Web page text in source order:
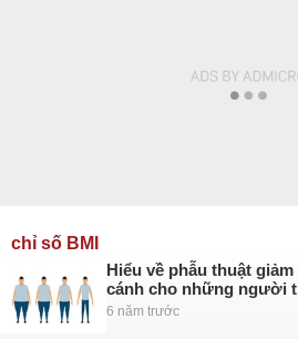
chỉ số BMI
Hiểu về phẫu thuật
cánh cho những người
6 năm trước